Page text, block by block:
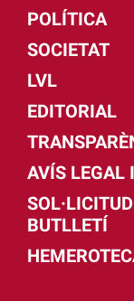
POLÍTICA
SOCIETAT
LVL
EDITORIAL
AVÍS LEGAL
BUTLLETÍ